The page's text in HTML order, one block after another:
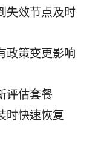
失效节点及时
政策变更影响
评估套餐
时快速恢复